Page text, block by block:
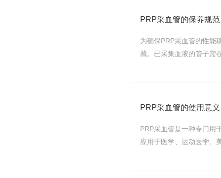
PRP采血管的保养规范
为确保PRP采血管的性能
藏。已采集血液的管子需
PRP采血管的使用意义
PRP采血管是一种专门用
应用于医学、运动医学、